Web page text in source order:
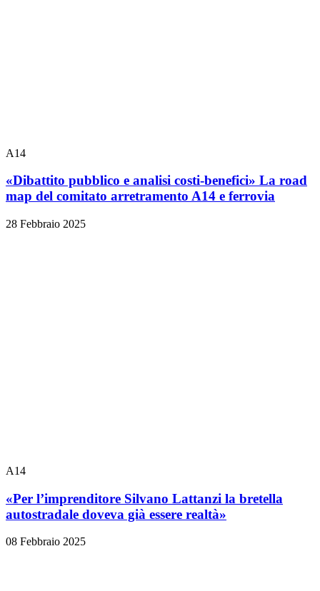
A14
«Dibattito pubblico e analisi costi-benefici» La road
map del comitato arretramento A14 e ferrovia
28 Febbraio 2025
A14
«Per l’imprenditore Silvano Lattanzi la bretella
autostradale doveva già essere realtà»
08 Febbraio 2025